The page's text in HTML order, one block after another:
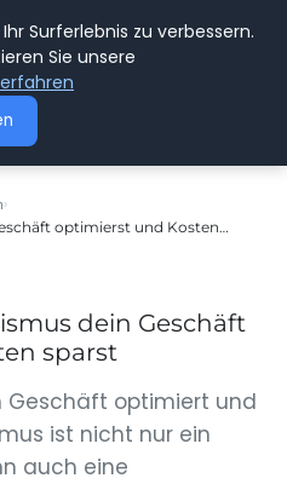
optimierst und Kosten…
dein Geschäft
sparst
Geschäft optimiert und
ist nicht nur ein
auch eine
Surferlebnis zu verbessern.
Sie unsere